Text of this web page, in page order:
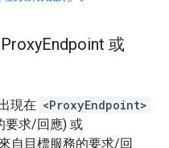
Endpoint 或
現在 <ProxyEndpoint>
要求/回應) 或
自目標服務的要求/回